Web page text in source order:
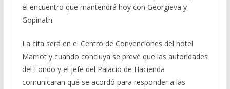
el encuentro que mantendrá hoy con Georgieva y
Gopinath.
La cita será en el Centro de Convenciones del hotel
Marriot y cuando concluya se prevé que las autoridades
del Fondo y el jefe del Palacio de Hacienda
comunicaran qué se acordó para responder a las